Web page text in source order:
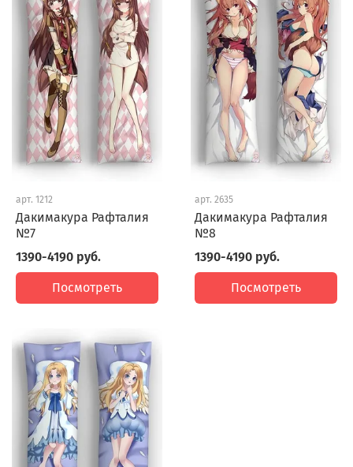
арт. 1212
Дакимакура Рафталия
№7
1390-4190 руб.
Посмотреть
арт. 2635
Дакимакура Рафталия
№8
1390-4190 руб.
Посмотреть